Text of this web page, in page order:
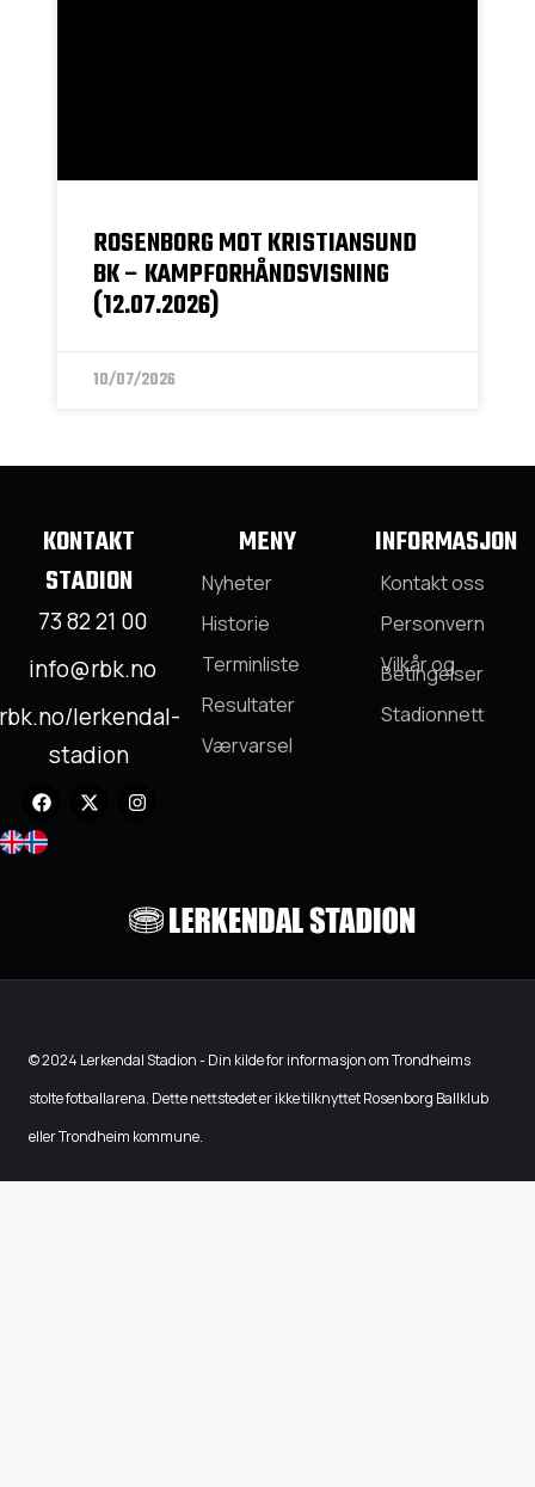
ROSENBORG MOT KRISTIANSUND
BK – KAMPFORHÅNDSVISNING
(12.07.2026)
10/07/2026
KONTAKT
STADION
73 82 21 00
info@rbk.no
lerkendal-
stadion
MENY
Nyheter
Historie
Terminliste
Resultater
Værvarsel
INFORMASJON
Kontakt oss
Personvern
Vilkår og
Betingelser
Stadionnett
© 2024 Lerkendal Stadion - Din kilde for informasjon om Trondheims
stolte fotballarena. Dette nettstedet er ikke tilknyttet Rosenborg Ballklub
eller Trondheim kommune.